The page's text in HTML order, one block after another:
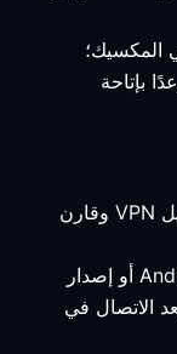
المكسيك؛
بإتاحة
: يدعم Windows؛ افحص عميل VPN وقارن
: الحد الأدنى الموثق هو Android 7.0 أو إصدار
الاتصال في